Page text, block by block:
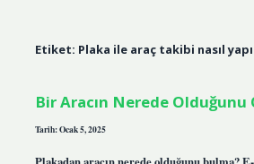
Etiket: Plaka ile araç takibi nasıl
Bir Aracın Nerede Olduğunu
Tarih: Ocak 5, 2025